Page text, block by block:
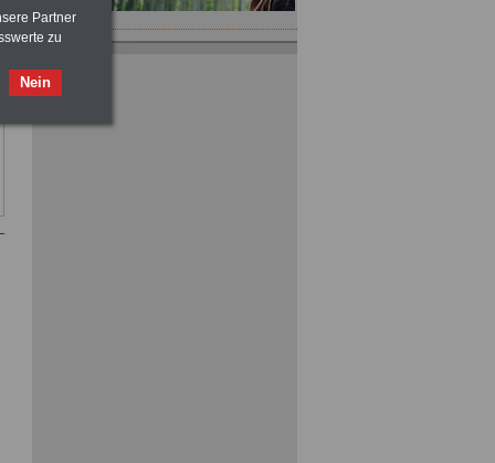
Partner
zu
Nein